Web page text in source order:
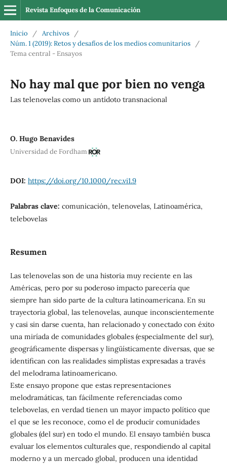
Revista Enfoques de la Comunicación
Inicio / Archivos
/
Núm. 1 (2019): Retos y desafíos de los medios comunitarios
/
Tema central - Ensayos
No hay mal que por bien no venga
Las telenovelas como un antídoto transnacional
O. Hugo Benavides
Universidad de Fordham
DOI: https://doi.org/10.1000/rec.vi1.9
Palabras clave: comunicación, telenovelas, Latinoamérica,
telebovelas
Resumen
Las telenovelas son de una historia muy reciente en las
Américas, pero por su poderoso impacto parecería que
siempre han sido parte de la cultura latinoamericana. En su
trayectoria global, las telenovelas, aunque inconscientemente
y casi sin darse cuenta, han relacionado y conectado con éxito
una miríada de comunidades globales (especialmente del sur),
geográficamente dispersas y lingüísticamente diversas, que se
identifican con las realidades simplistas expresadas a través
del melodrama latinoamericano.
Este ensayo propone que estas representaciones
melodramáticas, tan fácilmente referenciadas como
telebovelas, en verdad tienen un mayor impacto político que
el que se les reconoce, como el de producir comunidades
globales (del sur) en todo el mundo. El ensayo también busca
evaluar los elementos culturales que, respondiendo al capital
moderno y a un mercado global, producen una identidad